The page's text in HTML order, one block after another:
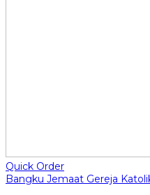
Quick Order
Bangku Jemaat Gereja